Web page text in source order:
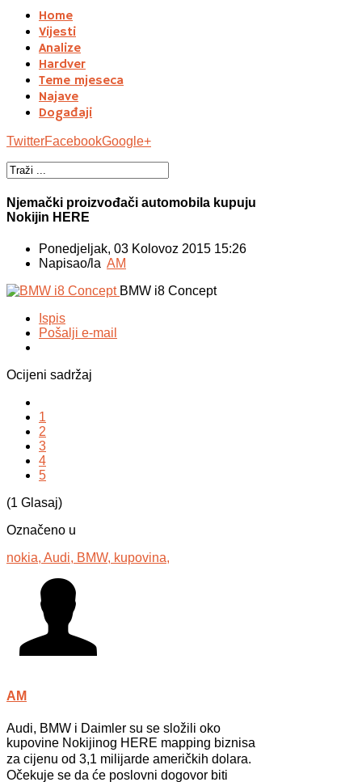
Home
Vijesti
Analize
Hardver
Teme mjeseca
Najave
Događaji
TwitterFacebookGoogle+
Njemački proizvođači automobila kupuju
Nokijin HERE
Ponedjeljak, 03 Kolovoz 2015 15:26
Napisao/la AM
BMW i8 Concept
Ispis
Pošalji e-mail
Ocijeni sadržaj
1
2
3
4
5
(1 Glasaj)
Označeno u
nokia, Audi, BMW, kupovina,
AM
Audi, BMW i Daimler su se složili oko
kupovine Nokijinog HERE mapping biznisa
za cijenu od 3,1 milijarde američkih dolara.
Očekuje se da će poslovni dogovor biti